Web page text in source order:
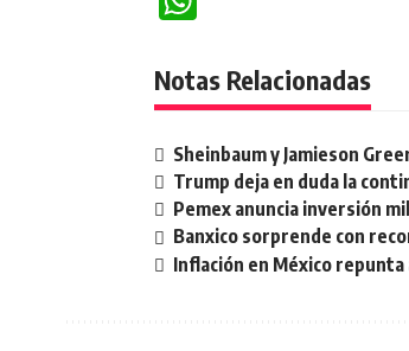
Notas Relacionadas
Sheinbaum y Jamieson
Trump deja en duda la
Pemex anuncia inversión
Banxico sorprende con
Inflación en México